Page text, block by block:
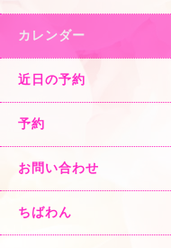
カレンダー
近日の予約
予約
お問い合わせ
ちばわん